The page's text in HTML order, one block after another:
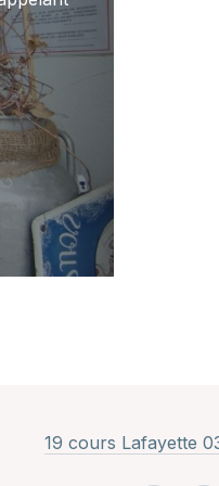
19 cours Lafayette